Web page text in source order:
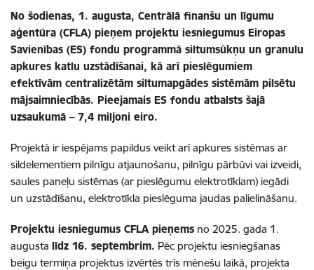
No šodienas, 1. augusta, Centrālā finanšu un līgumu
aģentūra (CFLA) pieņem projektu iesniegumus Eiropas
Savienības (ES) fondu programmā siltumsūkņu un granulu
apkures katlu uzstādīšanai, kā arī pieslēgumiem
efektīvām centralizētām siltumapgādes sistēmām pilsētu
mājsaimniecībās. Pieejamais ES fondu atbalsts šajā
uzsaukumā – 7,4 miljoni eiro.
Projektā ir iespējams papildus veikt arī apkures sistēmas ar
sildelementiem pilnīgu atjaunošanu, pilnīgu pārbūvi vai izveidi,
saules paneļu sistēmas (ar pieslēgumu elektrotīklam) iegādi
un uzstādīšanu, elektrotīkla pieslēguma jaudas palielināšanu.
Projektu iesniegumus CFLA pieņems no 2025. gada 1.
augusta līdz 16. septembrim. Pēc projektu iesniegšanas
beigu termiņa projektus izvērtēs trīs mēnešu laikā, projekta